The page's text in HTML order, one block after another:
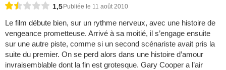
1,5Publiée le 11 août 2010
Le film débute bien, sur un rythme nerveux, avec une histoire de
vengeance prometteuse. Arrivé à sa moitié, il s’engage ensuite
sur une autre piste, comme si un second scénariste avait pris la
suite du premier. On se perd alors dans une histoire d’amour
invraisemblable dont la fin est grotesque. Gary Cooper a l’air